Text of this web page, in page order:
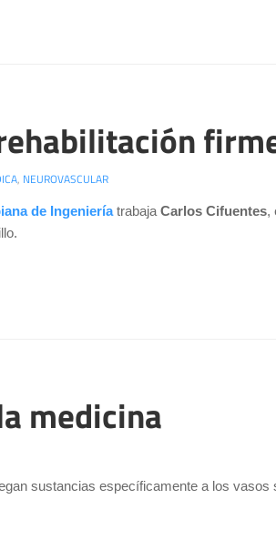
, NEUROVASCULAR
de Ingeniería trabaja Carlos Cifuentes,
medicina
sustancias específicamente a los